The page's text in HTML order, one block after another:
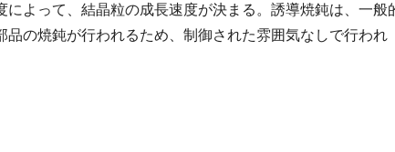
よって、結晶粒の成長速度が決まる。誘導焼鈍は、一般
の焼鈍が行われるため、制御された雰囲気なしで行われ